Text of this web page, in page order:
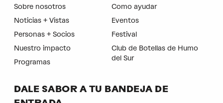
Sobre nosotros
Noticias + Vistas
Personas + Socios
Nuestro impacto
Programas
Como ayudar
Eventos
Festival
Club de Botellas de Humo
del Sur
DALE SABOR A TU BANDEJA DE